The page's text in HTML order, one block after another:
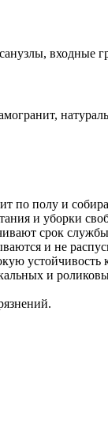
входные
по полу и
и уборки
срок
и не
и